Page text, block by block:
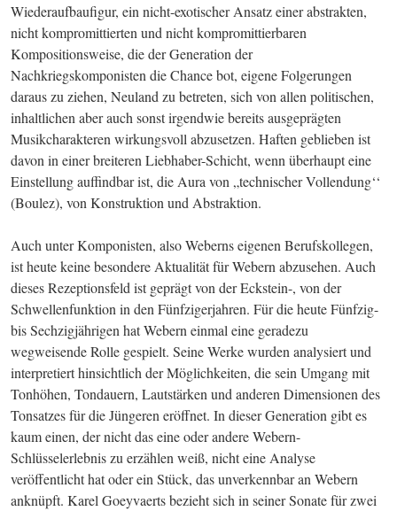
Wiederaufbaufigur, ein nicht-exotischer Ansatz einer abstrakten,
nicht kompromittierten und nicht kompromittierbaren
Kompositionsweise, die der Generation der
Nachkriegskomponisten die Chance bot, eigene Folgerungen
daraus zu ziehen, Neuland zu betreten, sich von allen politischen,
inhaltlichen aber auch sonst irgendwie bereits ausgeprägten
Musikcharakteren wirkungsvoll abzusetzen. Haften geblieben ist
davon in einer breiteren Liebhaber-Schicht, wenn überhaupt eine
Einstellung auffindbar ist, die Aura von „technischer Vollendung‘‘
(Boulez), von Konstruktion und Abstraktion.
Auch unter Komponisten, also Weberns eigenen Berufskollegen,
ist heute keine besondere Aktualität für Webern abzusehen. Auch
dieses Rezeptionsfeld ist geprägt von der Eckstein-, von der
Schwellenfunktion in den Fünfzigerjahren. Für die heute Fünfzig-
bis Sechzigjährigen hat Webern einmal eine geradezu
wegweisende Rolle gespielt. Seine Werke wurden analysiert und
interpretiert hinsichtlich der Möglichkeiten, die sein Umgang mit
Tonhöhen, Tondauern, Lautstärken und anderen Dimensionen des
Tonsatzes für die Jüngeren eröffnet. In dieser Generation gibt es
kaum einen, der nicht das eine oder andere Webern-
Schlüsselerlebnis zu erzählen weiß, nicht eine Analyse
veröffentlicht hat oder ein Stück, das unverkennbar an Webern
anknüpft. Karel Goeyvaerts bezieht sich in seiner Sonate für zwei